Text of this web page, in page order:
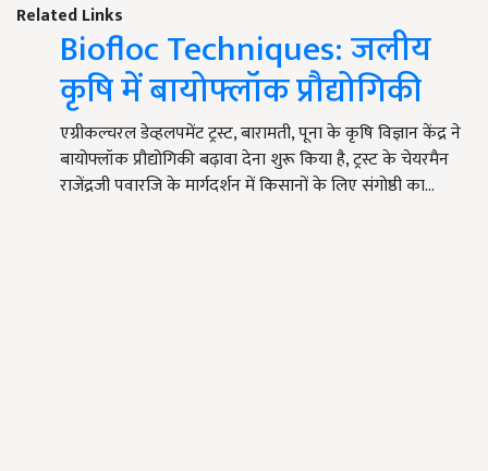
Related Links
Biofloc Techniques: जलीय
कृषि में बायोफ्लॉक प्रौद्योगिकी
एग्रीकल्चरल डेव्हलपमेंट ट्रस्ट, बारामती, पूना के कृषि विज्ञान केंद्र ने
बायोफ्लॉक प्रौद्योगिकी बढ़ावा देना शुरू किया है, ट्रस्ट के चेयरमैन
राजेंद्रजी पवारजि के मार्गदर्शन में किसानों के लिए संगोष्ठी का…